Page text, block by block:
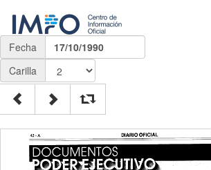
Fecha
17/10/1990
Carilla